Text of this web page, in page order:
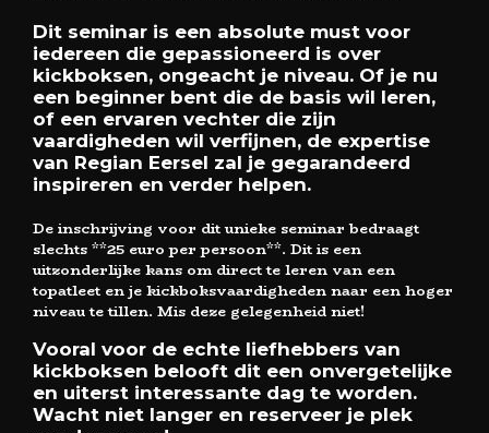
Dit seminar is een absolute must voor
iedereen die gepassioneerd is over
kickboksen, ongeacht je niveau. Of je nu
een beginner bent die de basis wil leren,
of een ervaren vechter die zijn
vaardigheden wil verfijnen, de expertise
van Regian Eersel zal je gegarandeerd
inspireren en verder helpen.
De inschrijving voor dit unieke seminar bedraagt
slechts **25 euro per persoon**. Dit is een
uitzonderlijke kans om direct te leren van een
topatleet en je kickboksvaardigheden naar een hoger
niveau te tillen. Mis deze gelegenheid niet!
Vooral voor de echte liefhebbers van
kickboksen belooft dit een onvergetelijke
en uiterst interessante dag te worden.
Wacht niet langer en reserveer je plek